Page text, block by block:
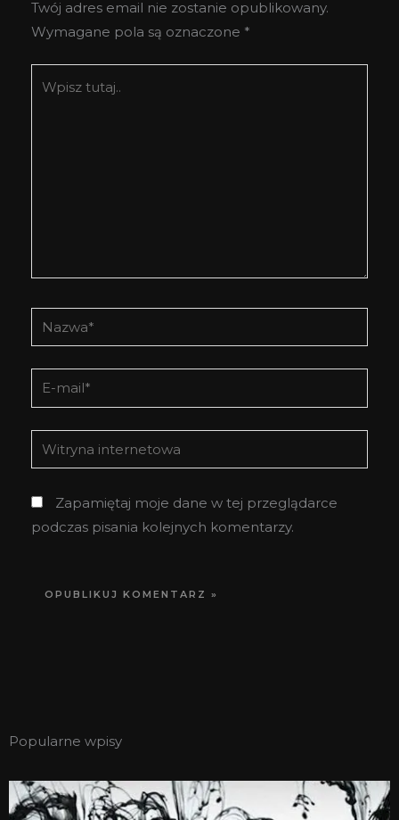
Twój adres email nie zostanie opublikowany.
Wymagane pola są oznaczone *
tutaj..
Nazwa*
E-
mail*
Witryna
internetowa
Zapamiętaj moje dane w tej przeglądarce
podczas pisania kolejnych komentarzy.
Popularne wpisy